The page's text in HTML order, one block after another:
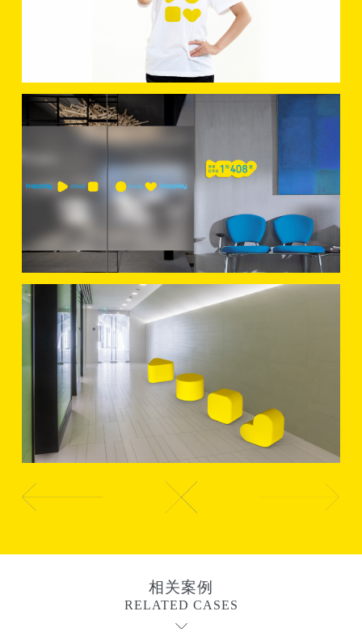
相关案例
RELATED CASES